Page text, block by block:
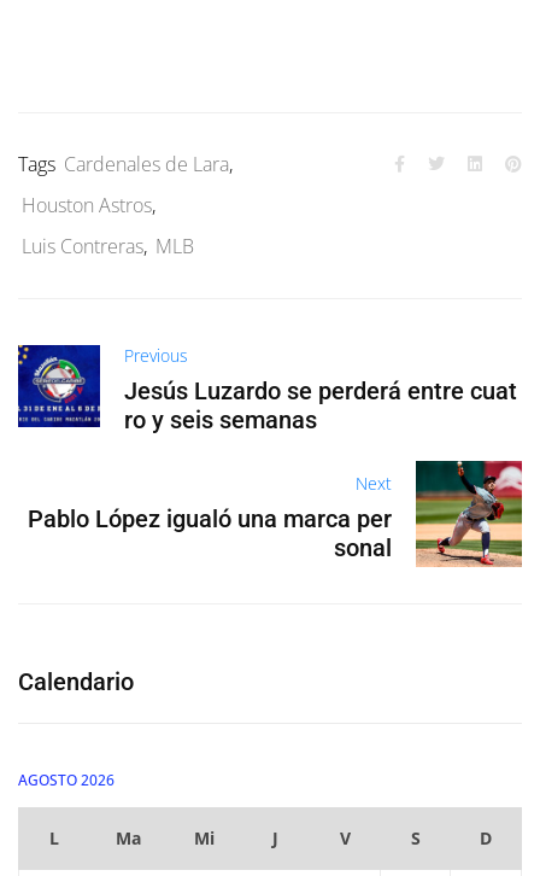
Tags Cardenales de Lara,
Houston Astros,
Luis Contreras, MLB
Previous
Jesús Luzardo se perderá entre cuat
ro y seis semanas
Next
Pablo López igualó una marca per
sonal
Calendario
AGOSTO 2026
L Ma Mi J V S D